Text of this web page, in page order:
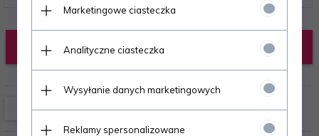
KUP TERAZ!
Marketingowe ciasteczka
Analityczne ciasteczka
Wysyłanie danych marketingowych
Reklamy spersonalizowane